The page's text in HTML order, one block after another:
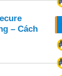
– Cách